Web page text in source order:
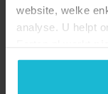
website, welke
analyse. U helpt
geen
de knoppen